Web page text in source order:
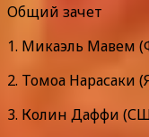
Общий зачет
1. Микаэль Мавем
2. Томоа Нарасаки
3. Колин Даффи